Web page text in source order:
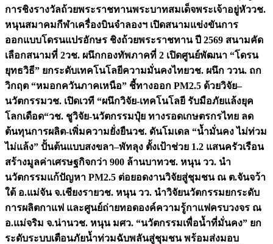
การชิงรางวัลถ้วยพระราชทานพระบาทสมเด็จพระเจ้าอยู่หัววช.
หนุนสมาคมกีฬาเครื่องบินจำลองฯ เปิดสนามแข่งขันการ
ออกแบบโดรนแปรอักษร ชิงถ้วยพระราชทาน ปี 2569 สนามคัด
เลือกสนามที่ 2วช. ผนึกกองทัพภาคที่ 2 เปิดศูนย์พัฒนา “โดรน
ยุทธวิธี” ยกระดับเทคโนโลยีความมั่นคงไทยวช. ผนึก ววน. ถก
วิกฤต “หมอกควันภาคเหนือ” ชี้ทางออก PM2.5 ด้วยวิจัย–
นวัตกรรมวช. เปิดเวที “ผนึกวิจัย-เทคโนโลยี รับมือภัยแล้งยุค
โลกเดือด“วช. ชูวิจัย-นวัตกรรมปุ๋ย ทางรอดเกษตรกรไทย ลด
ต้นทุนการผลิต-เพิ่มความยั่งยืนวช. ดันโมเดล “น้ำมั่นคง ไม่ท่วม
ไม่แล้ง” ปั้นต้นแบบสงขลา–พัทลุง ตั้งเป้าช่วย 1.2 แสนครัวเรือน
สร้างมูลค่าเศรษฐกิจกว่า 900 ล้านบาทวช. หนุน วว. นำ
นวัตกรรมแก้ปัญหา PM2.5 ต่อยอดงานวิจัยสู่ชุมชน ณ ต.จันจว้า
ใต้ อ.แม่จัน จ.เชียงรายวช. หนุน วว. นำวิจัยนวัตกรรมยกระดับ
การผลิตกาแฟ และศูนย์ถ่ายทอดองค์ความรู้กาแฟครบวงจร ณ
อ.แม่จริม จ.น่านวช. หนุน มศว. “นวัตกรรมเพื่อน้ำที่มั่นคง” ยก
ระดับระบบเตือนภัยน้ำท่วมฉับพลันสู่ชุมชน พร้อมส่งมอบ